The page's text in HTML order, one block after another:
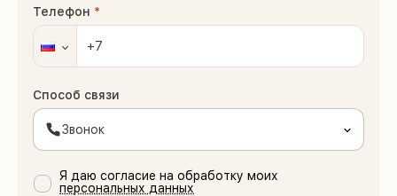
Телефон *
Способ связи
Звонок
Я даю согласие на обработку моих
персональных данных